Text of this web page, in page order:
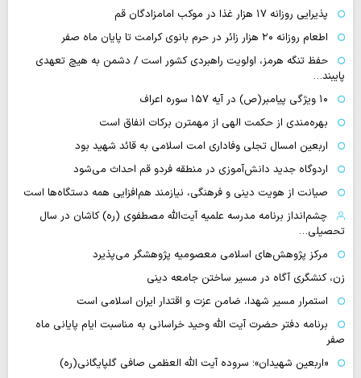
پذیرایی روزانه ۱۷ هزار غذا در موکب امامزادگان قم
اطعام روزانه ۲۰ هزار زائر در حرم بانوی کرامت تا پایان ماه صفر
حفظ تنگه هرمز، اولویت راهبردی کشور است / دشمن به هیچ تعهدی
پایبند…
۱۰ ویژگی پیامبر(ص) در آیه ۱۵۷ سوره اعراف
بهره‌مندی از حکمت الهی از مهمترن برکات انفاق است
اربعین امسال تجلی وفاداری امت اسلامی به قائد شهید بود
اردوگاه جدید دانش‌آموزی در منطقه فردو قم احداث می‌شود
صیانت از هویت دینی و فرهنگی، نیازمند هم‌افزایی همه دستگاه‌ها است
چشم‌انداز برنامه مدرسه علمیه آیت‌الله مصطفوی (ره) کاشان در سال
تحصیلی…
مرکز پژوهش‌های اسلامی معصومیه پژوهشگر می‌پذیرد
زن، کنشگری آگاه در مسیر ساختن جامعه دینی
استمرار مسیر شهدا، ضامن عزت و اقتدار ایران اسلامی است
برنامه دفتر حضرت آیت الله وحید خراسانی به مناسبت ایام پایانی ماه
صفر
«اربعین شهیدان»؛ سروده آیت الله العظمی صافی گلپایگانی(ره)